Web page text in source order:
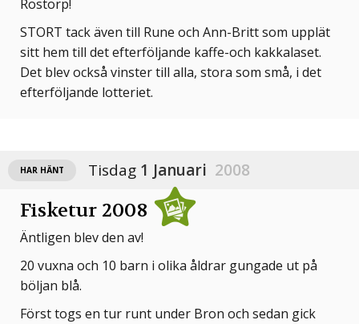
Rostorp!
STORT tack även till Rune och Ann-Britt som upplät
sitt hem till det efterföljande kaffe-och kakkalaset.
Det blev också vinster till alla, stora som små, i det
efterföljande lotteriet.
HAR HÄNT Tisdag 1 Januari 2008
Fisketur 2008
Äntligen blev den av!
20 vuxna och 10 barn i olika åldrar gungade ut på
böljan blå.
Först togs en tur runt under Bron och sedan gick